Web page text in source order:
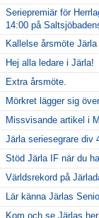
Seriepremiär för
14:00 på
Kallelse årsmöte
Hej alla ledare i Järla!
Extra årsmöte.
Mörkret lägger sig
Missvisande artikel i
Järla seriesegrare div
Stöd Järla IF när du
Världsrekord på
Lär känna Järlas
Kom och se Järlas